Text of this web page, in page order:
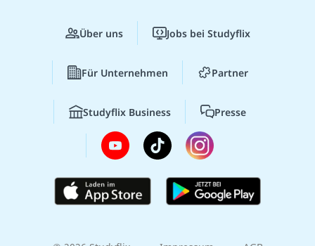
Über uns Jobs bei Studyflix
Für Unternehmen Partner
Studyflix Business Presse